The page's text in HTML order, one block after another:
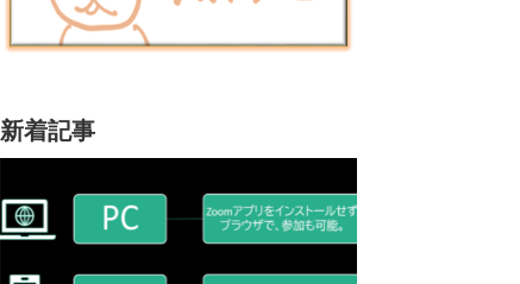
新着記事